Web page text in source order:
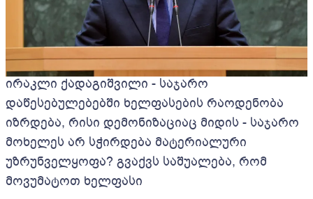
ირაკლი ქადაგიშვილი - საჯარო
დაწესებულებებში ხელფასების რაოდენობა
იზრდება, რისი დემონიზაციაც მიდის - საჯარო
მოხელეს არ სჭირდება მატერიალური
უზრუნველყოფა? გვაქვს საშუალება, რომ
მოვუმატოთ ხელფასი